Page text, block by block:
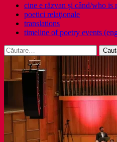
cine e răzvan și când/who is
poetici relaţionale
translations
timeline of poetry events
Caută
după: